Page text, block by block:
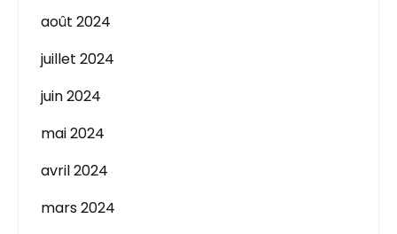
août 2024
juillet 2024
juin 2024
mai 2024
avril 2024
mars 2024